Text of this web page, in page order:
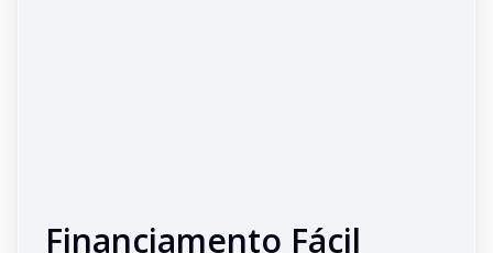
Financiamento Fácil